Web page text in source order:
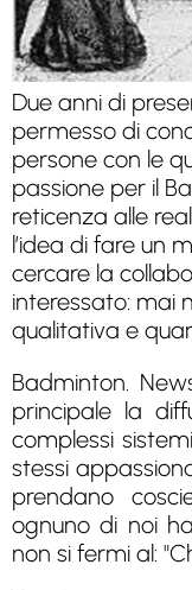
Due anni di
permesso di
persone con le
passione per il
reticenza alle
l’idea di fare un
cercare la
interessato: mai
qualitativa e
Badminton.
principale la
complessi
stessi
prendano
ognuno di noi
non si fermi al: